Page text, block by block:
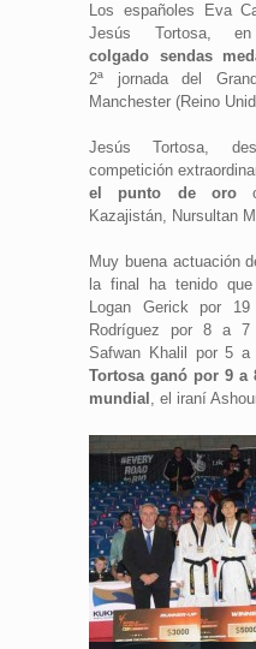
Los españoles Eva
Jesús Tortosa,
colgado sendas
2ª jornada del
Manchester (Reino
Jesús Tortosa,
competición
el punto de oro
Kazajistán, Nursultan
Muy buena actuación
la final ha tenido
Logan Gerick por
Rodríguez por 8 a 7
Safwan Khalil por 5 a
Tortosa ganó por 9 a
mundial , el iraní